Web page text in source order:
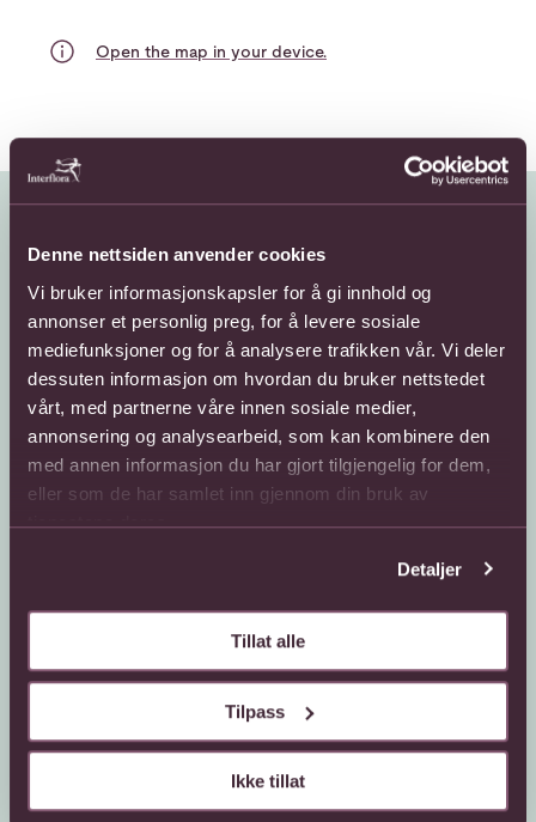
Denne nettsiden anvender cookies
Vi bruker informasjonskapsler for å gi innhold og
annonser et personlig preg, for å levere sosiale
mediefunksjoner og for å analysere trafikken vår. Vi deler
dessuten informasjon om hvordan du bruker nettstedet
vårt, med partnerne våre innen sosiale medier,
annonsering og analysearbeid, som kan kombinere den
med annen informasjon du har gjort tilgjengelig for dem,
eller som de har samlet inn gjennom din bruk av
tjenestene deres.
Detaljer
Tillat alle
Tilpass
Ikke tillat
Open the map in your device.
Kundeservice
66 85 75 50
Mandag - fredag
Sende blomster
800 40 400
Mandag - fredag
utlandet
Gavekort
Interflora +
Vår historie